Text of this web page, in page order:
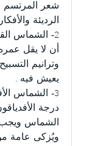
شعر المرتسم
الرديئة
2- الشماس
وترانيم
يعيش فيه .
3- الشماس
درجة
الشماس ويجب
ويُزكى عامة